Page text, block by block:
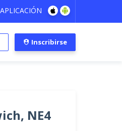
Inscribirse
NE4